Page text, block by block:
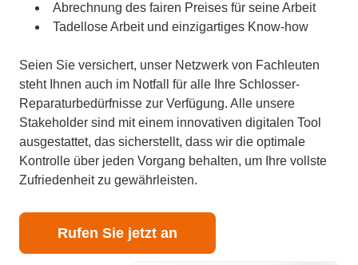
Abrechnung des fairen Preises für seine Arbeit
Tadellose Arbeit und einzigartiges Know-how
Seien Sie versichert, unser Netzwerk von Fachleuten
steht Ihnen auch im Notfall für alle Ihre Schlosser-
Reparaturbedürfnisse zur Verfügung. Alle unsere
Stakeholder sind mit einem innovativen digitalen Tool
ausgestattet, das sicherstellt, dass wir die optimale
Kontrolle über jeden Vorgang behalten, um Ihre vollste
Zufriedenheit zu gewährleisten.
Rufen Sie jetzt an